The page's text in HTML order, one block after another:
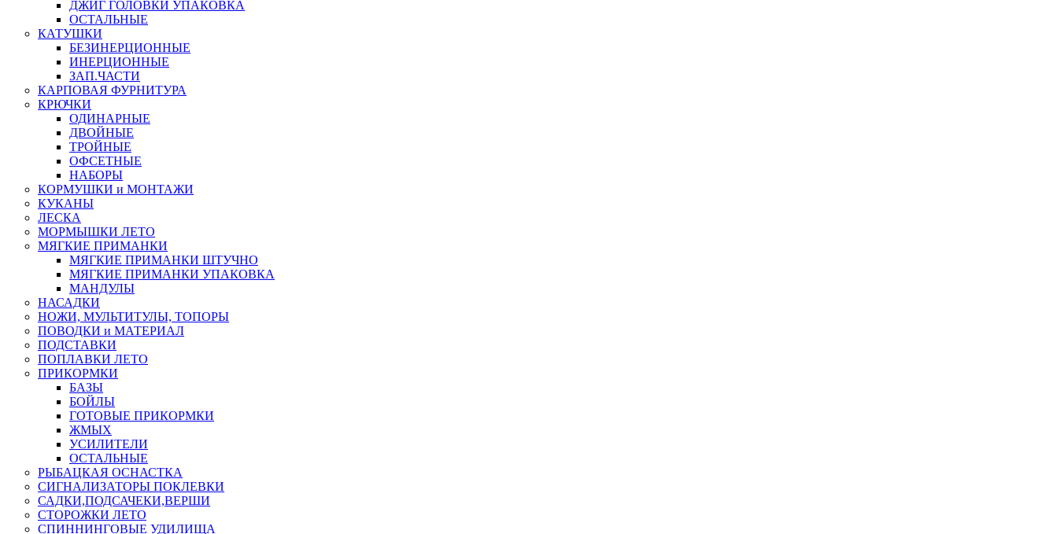
ДЖИГ ГОЛОВКИ УПАКОВКА
ОСТАЛЬНЫЕ
КАТУШКИ
БЕЗИНЕРЦИОННЫЕ
ИНЕРЦИОННЫЕ
ЗАП.ЧАСТИ
КАРПОВАЯ ФУРНИТУРА
КРЮЧКИ
ОДИНАРНЫЕ
ДВОЙНЫЕ
ТРОЙНЫЕ
ОФСЕТНЫЕ
НАБОРЫ
КОРМУШКИ и МОНТАЖИ
КУКАНЫ
ЛЕСКА
МОРМЫШКИ ЛЕТО
МЯГКИЕ ПРИМАНКИ
МЯГКИЕ ПРИМАНКИ ШТУЧНО
МЯГКИЕ ПРИМАНКИ УПАКОВКА
МАНДУЛЫ
НАСАДКИ
НОЖИ, МУЛЬТИТУЛЫ, ТОПОРЫ
ПОВОДКИ и МАТЕРИАЛ
ПОДСТАВКИ
ПОПЛАВКИ ЛЕТО
ПРИКОРМКИ
БАЗЫ
БОЙЛЫ
ГОТОВЫЕ ПРИКОРМКИ
ЖМЫХ
УСИЛИТЕЛИ
ОСТАЛЬНЫЕ
РЫБАЦКАЯ ОСНАСТКА
СИГНАЛИЗАТОРЫ ПОКЛЕВКИ
САДКИ,ПОДСАЧЕКИ,ВЕРШИ
СТОРОЖКИ ЛЕТО
СПИННИНГОВЫЕ УДИЛИЩА